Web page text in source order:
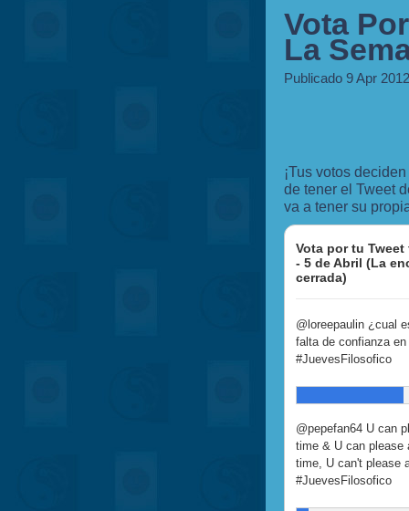
Vota
La
Publicado 9 Apr
¡Tus votos
de tener el Tweet
va a tener su
Vota por tu
- 5 de Abril (La
cerrada)
@loreepaulin ¿cual
falta de confianza
#JuevesFilosofico
@pepefan64 U can
time & U can please
time, U can't please
#JuevesFilosofico